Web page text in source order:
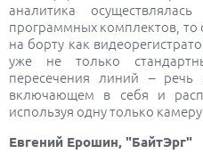
аналитика
программных комплектов, то
на борту как
уже не только
пересечения линий – речь
включающем в себя и
используя одну только
Евгений Ерошин, "БайтЭрг"